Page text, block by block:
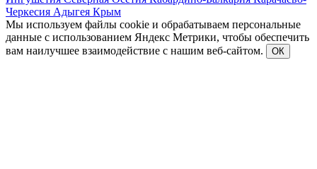
Черкесия Адыгея Крым
Мы используем файлы cookie и обрабатываем персональные
данные с использованием Яндекс Метрики, чтобы обеспечить
вам наилучшее взаимодействие с нашим веб-сайтом.
ОК